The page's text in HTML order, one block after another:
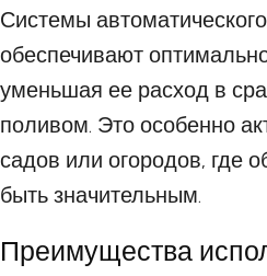
Системы
обеспечивают
уменьшая ее расход в
поливом. Это особенно
садов или огородов, где
быть значительным.
Преимущества